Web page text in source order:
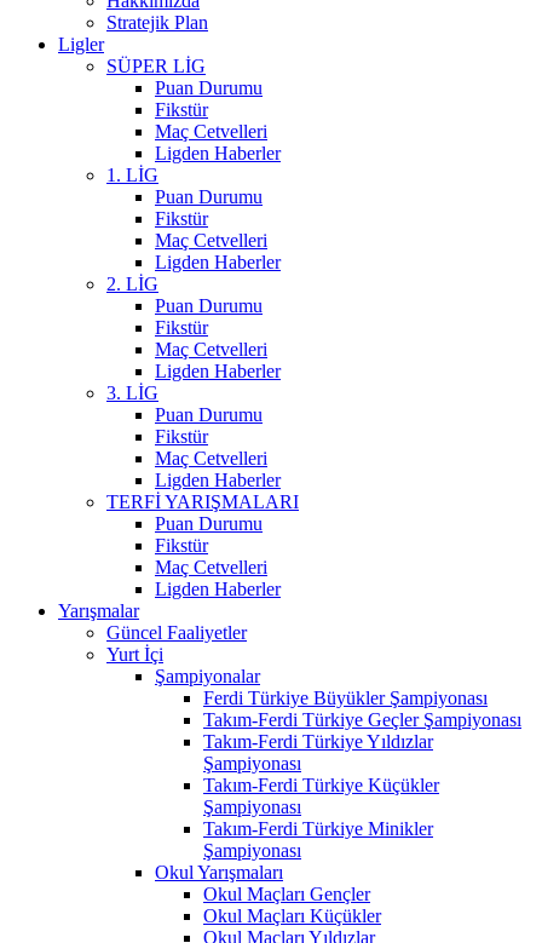
Stratejik Plan
Ligler
SÜPER LİG
Puan Durumu
Fikstür
Maç Cetvelleri
Ligden Haberler
1. LİG
Puan Durumu
Fikstür
Maç Cetvelleri
Ligden Haberler
2. LİG
Puan Durumu
Fikstür
Maç Cetvelleri
Ligden Haberler
3. LİG
Puan Durumu
Fikstür
Maç Cetvelleri
Ligden Haberler
TERFİ YARIŞMALARI
Puan Durumu
Fikstür
Maç Cetvelleri
Ligden Haberler
Yarışmalar
Güncel Faaliyetler
Yurt İçi
Şampiyonalar
Ferdi Türkiye Büyükler Şampiyonası
Takım-Ferdi Türkiye Geçler Şampiyonası
Takım-Ferdi Türkiye Yıldızlar
Şampiyonası
Takım-Ferdi Türkiye Küçükler
Şampiyonası
Takım-Ferdi Türkiye Minikler
Şampiyonası
Okul Yarışmaları
Okul Maçları Gençler
Okul Maçları Küçükler
Okul Maçları Yıldızlar